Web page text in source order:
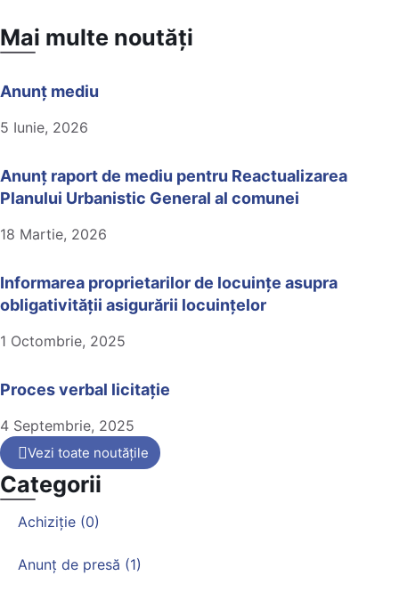
Mai multe noutăți
Anunț mediu
5 Iunie, 2026
Anunț raport de mediu pentru Reactualizarea
Planului Urbanistic General al comunei
18 Martie, 2026
Informarea proprietarilor de locuințe asupra
obligativității asigurării locuințelor
1 Octombrie, 2025
Proces verbal licitație
4 Septembrie, 2025
Vezi toate noutățile
Categorii
Achiziție (0)
Anunț de presă (1)